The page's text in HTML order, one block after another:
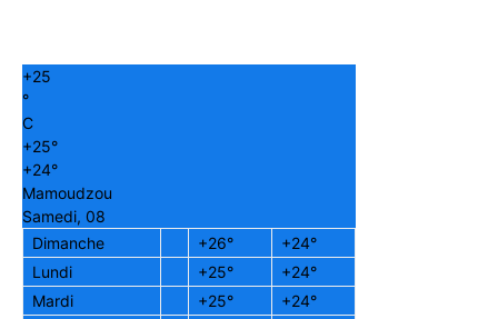
+25
°
C
+25°
+24°
Mamoudzou
Samedi, 08
Dimanche
+26° +24°
Lundi
+25° +24°
Mardi
+25° +24°